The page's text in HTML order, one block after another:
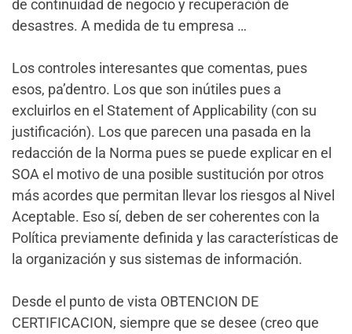
de continuidad de negocio y recuperación de
desastres. A medida de tu empresa …
Los controles interesantes que comentas, pues
esos, pa’dentro. Los que son inútiles pues a
excluirlos en el Statement of Applicability (con su
justificación). Los que parecen una pasada en la
redacción de la Norma pues se puede explicar en el
SOA el motivo de una posible sustitución por otros
más acordes que permitan llevar los riesgos al Nivel
Aceptable. Eso sí, deben de ser coherentes con la
Política previamente definida y las características de
la organización y sus sistemas de información.
Desde el punto de vista OBTENCION DE
CERTIFICACION, siempre que se desee (creo que